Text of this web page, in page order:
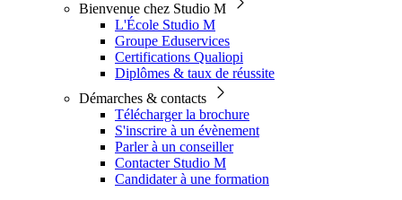
Bienvenue chez Studio M
L'École Studio M
Groupe Eduservices
Certifications Qualiopi
Diplômes & taux de réussite
Démarches & contacts
Télécharger la brochure
S'inscrire à un évènement
Parler à un conseiller
Contacter Studio M
Candidater à une formation